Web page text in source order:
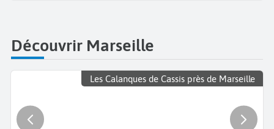
Découvrir Marseille
Les Calanques de Cassis près de Marseille